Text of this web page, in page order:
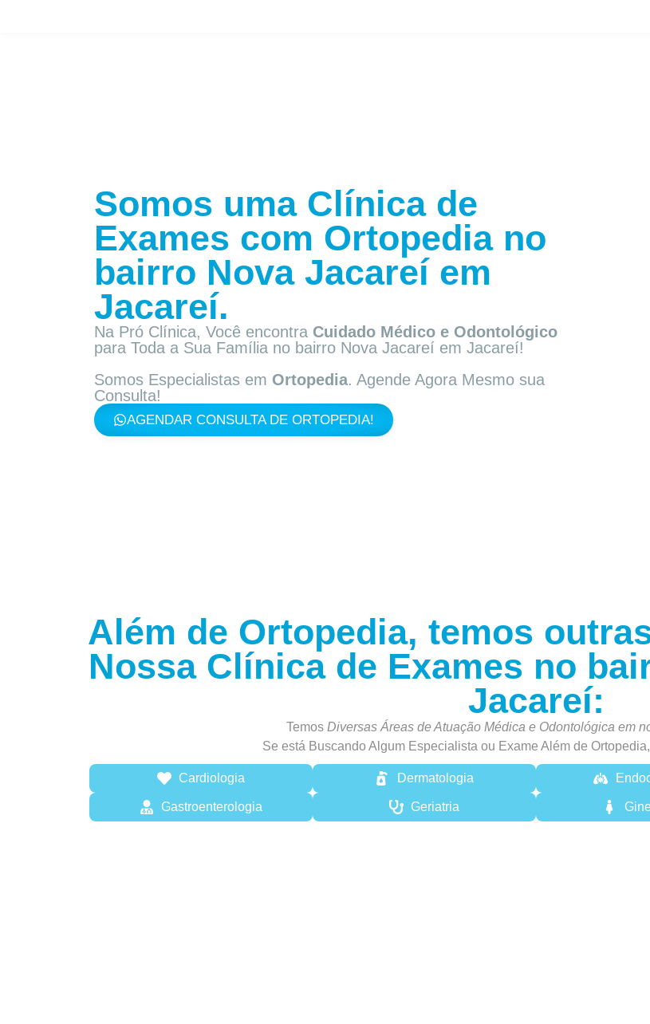
Somos uma Clínica de
Exames com Ortopedia no
bairro Nova Jacareí em
Jacareí.
Na Pró Clínica, Você encontra Cuidado Médico e Odontológico
para Toda a Sua Família no bairro Nova Jacareí em Jacareí!
Somos Especialistas em Ortopedia. Agende Agora Mesmo sua
Consulta!
AGENDAR CONSULTA DE ORTOPEDIA!
Além de Ortopedia, temos
Nossa Clínica de Exames no
Jacareí:
Temos Diversas Áreas de Atuação Médica e Odontológica em
Se está Buscando Algum Especialista ou Exame Além de
Cardiologia Dermatologia
Gastroenterologia Geriatria